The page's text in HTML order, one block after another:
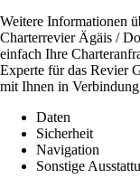
Weitere Informationen
Charterrevier Ägäis /
einfach Ihre
Experte für das Revier
mit Ihnen in
Daten
Sicherheit
Navigation
Sonstige